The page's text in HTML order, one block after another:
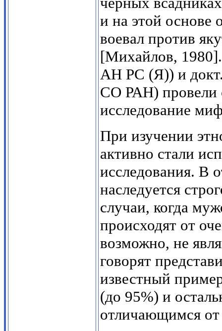
и на этой основе
воевал против
[Михайлов,
АН PC (Я)) и
СО РАН) провели
исследование
При изучении
активно стали
исследования. В
наследуется
случаи, когда
происходят от
возможно, не
говорят
известный
(до 95%) и
отличающимся от